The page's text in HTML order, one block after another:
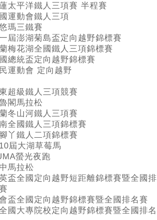
太平洋鐵人三項賽 半程賽
運動會鐵人三項
瑪三鐵賽
屆澎湖菊島盃定向越野錦標賽
梅花湖全國鐵人三項錦標賽
總統盃定向越野錦標賽
運動會 定向越野
超級鐵人三項競賽
閣馬拉松
冬山河鐵人三項賽
全國鐵人三項錦標賽
丫鐵人二項錦標賽
屆大湖草莓馬
螢光夜跑
馬拉松
盃全國定向越野短距離錦標賽暨全國排
盃全國定向越野錦標賽暨全國排名賽
國大專院校定向越野錦標賽暨全國排名